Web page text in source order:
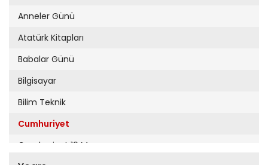
Anneler Günü
Atatürk Kitapları
Babalar Günü
Bilgisayar
Bilim Teknik
Cumhuriyet
Cumhuriyet 19 Mayıs